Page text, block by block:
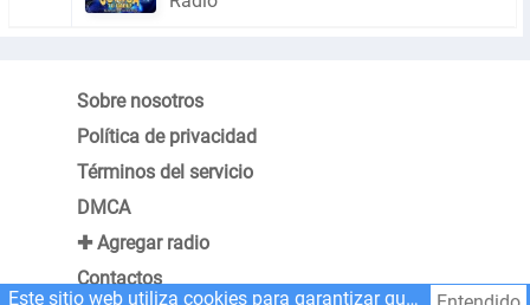
Sobre nosotros
Política de privacidad
Términos del servicio
DMCA
✚ Agregar radio
Contactos
Este sitio web utiliza cookies para garantizar que obtenga la mejor experiencia en nuestro sitio web.